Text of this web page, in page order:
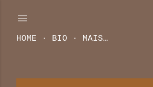
HOME BIO MAIS…